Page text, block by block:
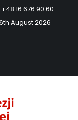
+48 16 676 90 60
August 2026